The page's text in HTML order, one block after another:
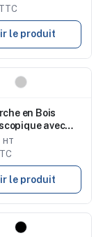
le produit
en Bois
avec
COB - TELES
le produit